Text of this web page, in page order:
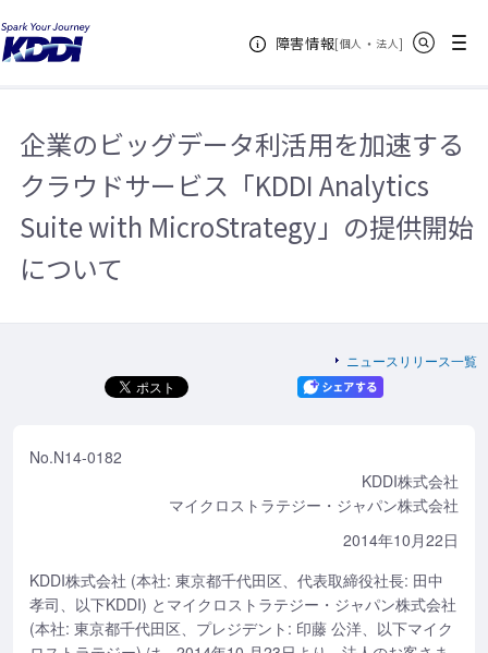
障害情報[個人 ・ 法人新規ウィンドウ
]
メニュー
KDDIホーム
のビッグデータ利活用を加速するクラウドサービス「KDDI Analytics Suite
with MicroStrategy」の提供開始について
企業のビッグデータ利活用を加速する
クラウドサービス「KDDI Analytics
Suite with MicroStrategy」の提供開始
について
ニュースリリース一覧
No.N14-0182
KDDI株式会社
マイクロストラテジー・ジャパン株式会社
2014年10月22日
KDDI株式会社 (本社: 東京都千代田区、代表取締役社長: 田中
孝司、以下KDDI) とマイクロストラテジー・ジャパン株式会社
(本社: 東京都千代田区、プレジデント: 印藤 公洋、以下マイク